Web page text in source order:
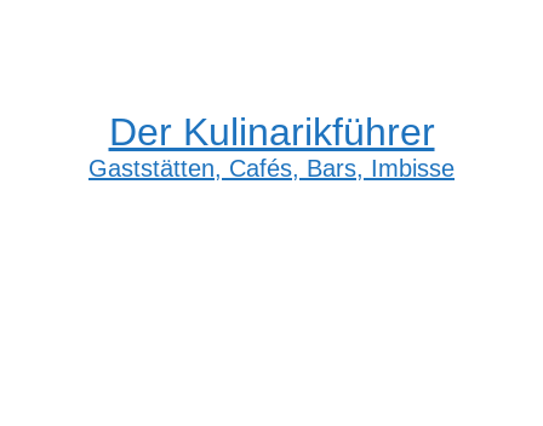
Der Kulinarikführer
Gaststätten, Cafés, Bars, Imbisse